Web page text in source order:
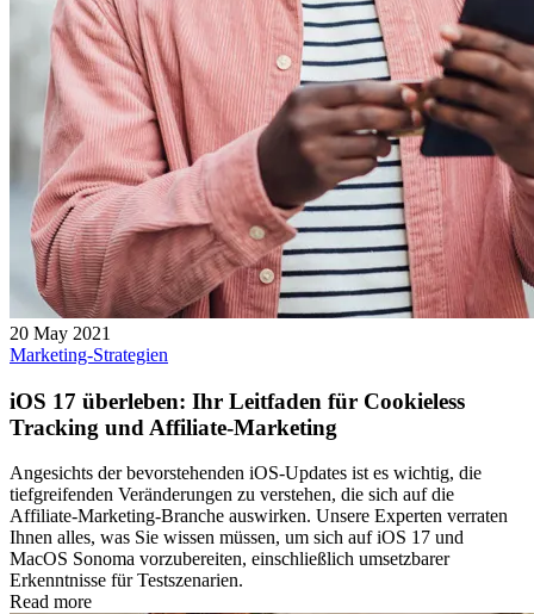
20 May 2021
Marketing-Strategien
iOS 17 überleben: Ihr Leitfaden für Cookieless
Tracking und Affiliate-Marketing
Angesichts der bevorstehenden iOS-Updates ist es wichtig, die
tiefgreifenden Veränderungen zu verstehen, die sich auf die
Affiliate-Marketing-Branche auswirken. Unsere Experten verraten
Ihnen alles, was Sie wissen müssen, um sich auf iOS 17 und
MacOS Sonoma vorzubereiten, einschließlich umsetzbarer
Erkenntnisse für Testszenarien.
Read more